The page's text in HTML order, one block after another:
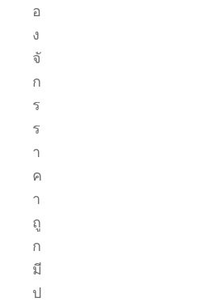
อ
ง
จั
ก
ร
ร
า
ค
า
ถู
ก
มี
ป